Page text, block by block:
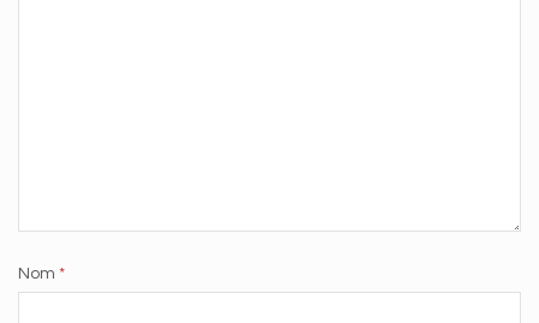
Nom *